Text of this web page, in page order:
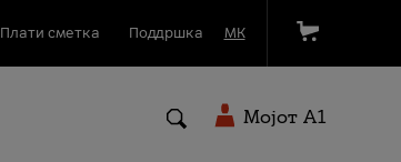
Плати сметка Поддршка МК
Мојот A1